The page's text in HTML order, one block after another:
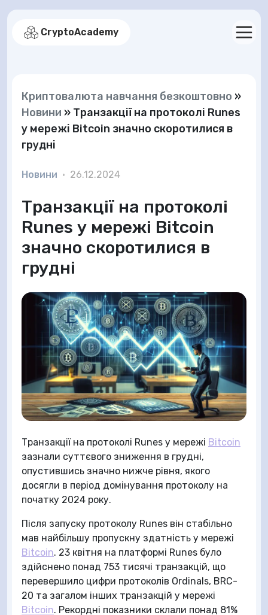
CryptoAcademy
Криптовалюта навчання безкоштовно »
Новини » Транзакції на протоколі Runes
у мережі Bitcoin значно скоротилися в
грудні
Новини • 26.12.2024
Транзакції на протоколі
Runes у мережі Bitcoin
значно скоротилися в
грудні
Транзакції на протоколі Runes у мережі Bitcoin
зазнали суттєвого зниження в грудні,
опустившись значно нижче рівня, якого
досягли в період домінування протоколу на
початку 2024 року.
Після запуску протоколу Runes він стабільно
мав найбільшу пропускну здатність у мережі
Bitcoin. 23 квітня на платформі Runes було
здійснено понад 753 тисячі транзакцій, що
перевершило цифри протоколів Ordinals, BRC-
20 та загалом інших транзакцій у мережі
Bitcoin. Рекордні показники склали понад 81%